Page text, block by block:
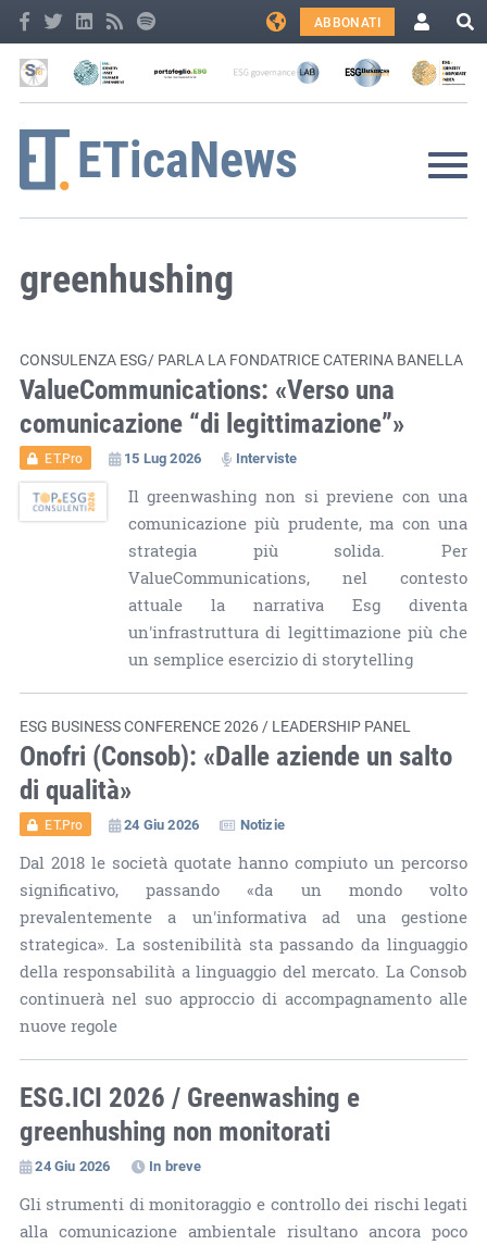
ABBONATI
greenhushing
CONSULENZA ESG/ PARLA LA FONDATRICE CATERINA BANELLA
ValueCommunications: «Verso una
comunicazione “di legittimazione”»
ET.Pro 15 Lug 2026 Interviste
Il greenwashing non si previene con una
comunicazione più prudente, ma con una
strategia più solida. Per
ValueCommunications, nel contesto
attuale la narrativa Esg diventa
un'infrastruttura di legittimazione più che
un semplice esercizio di storytelling
ESG BUSINESS CONFERENCE 2026 / LEADERSHIP PANEL
Onofri (Consob): «Dalle aziende un salto
di qualità»
ET.Pro 24 Giu 2026 Notizie
Dal 2018 le società quotate hanno compiuto un percorso
significativo, passando «da un mondo volto
prevalentemente a un'informativa ad una gestione
strategica». La sostenibilità sta passando da linguaggio
della responsabilità a linguaggio del mercato. La Consob
continuerà nel suo approccio di accompagnamento alle
nuove regole
ESG.ICI 2026 / Greenwashing e
greenhushing non monitorati
24 Giu 2026 In breve
Gli strumenti di monitoraggio e controllo dei rischi legati
alla comunicazione ambientale risultano ancora poco